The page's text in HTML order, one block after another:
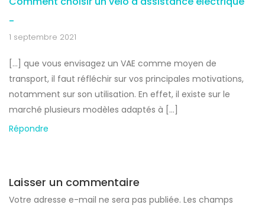
-
1 septembre 2021
[…] que vous envisagez un VAE comme moyen de
transport, il faut réfléchir sur vos principales motivations,
notamment sur son utilisation. En effet, il existe sur le
marché plusieurs modèles adaptés à […]
Répondre
Laisser un commentaire
Votre adresse e-mail ne sera pas publiée. Les champs